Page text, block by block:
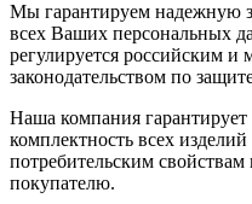
Мы гарантируем надежную
всех Ваших персональных
регулируется российским
законодательством по
Наша компания гарантирует
комплектность всех
потребительским
покупателю.